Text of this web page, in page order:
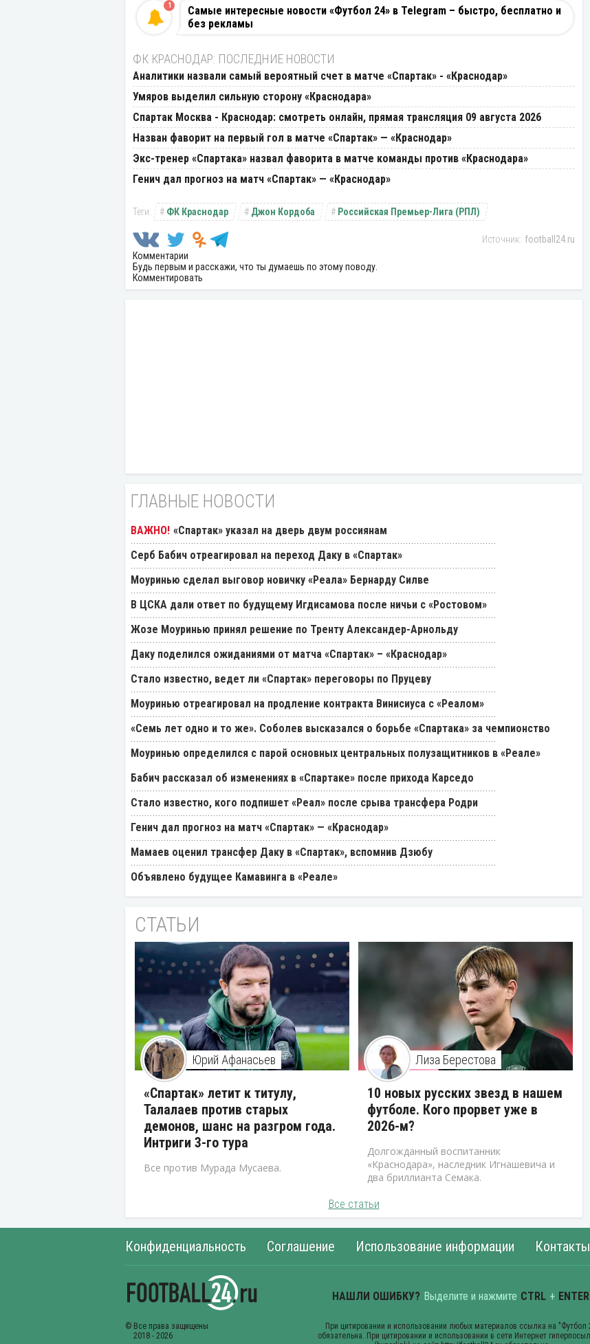
Самые интересные новости «Футбол 24» в Telegram – быстро, бесплатно и
без рекламы
1
ФК КРАСНОДАР: ПОСЛЕДНИЕ НОВОСТИ
Аналитики назвали самый вероятный счет в матче «Спартак» - «Краснодар»
Умяров выделил сильную сторону «Краснодара»
Спартак Москва - Краснодар: смотреть онлайн, прямая трансляция 09 августа 2026
Назван фаворит на первый гол в матче «Спартак» — «Краснодар»
Экс-тренер «Спартака» назвал фаворита в матче команды против «Краснодара»
Генич дал прогноз на матч «Спартак» — «Краснодар»
ФК Краснодар Джон Кордоба Российская Премьер-Лига (РПЛ)
football24.ru
Комментарии
Будь первым и расскажи, что ты думаешь по этому поводу.
Комментировать
ГЛАВНЫЕ НОВОСТИ
«Спартак» указал на дверь двум россиянам
Серб Бабич отреагировал на переход Даку в «Спартак»
Моуринью сделал выговор новичку «Реала» Бернарду Силве
В ЦСКА дали ответ по будущему Игдисамова после ничьи с «Ростовом»
Жозе Моуринью принял решение по Тренту Александер-Арнольду
Даку поделился ожиданиями от матча «Спартак» – «Краснодар»
Стало известно, ведет ли «Спартак» переговоры по Пруцеву
Моуринью отреагировал на продление контракта Винисиуса с «Реалом»
«Семь лет одно и то же». Соболев высказался о борьбе «Спартака» за чемпионство
Моуринью определился с парой основных центральных полузащитников в «Реале»
Бабич рассказал об изменениях в «Спартаке» после прихода Карседо
Стало известно, кого подпишет «Реал» после срыва трансфера Родри
Генич дал прогноз на матч «Спартак» — «Краснодар»
Мамаев оценил трансфер Даку в «Спартак», вспомнив Дзюбу
Объявлено будущее Камавинга в «Реале»
СТАТЬИ
Юрий Афанасьев
«Спартак» летит к титулу,
Талалаев против старых
демонов, шанс на разгром года.
Интриги 3-го тура
Все против Мурада Мусаева.
Лиза Берестова
10 новых русских звезд в нашем
футболе. Кого прорвет уже в
2026-м?
Долгожданный воспитанник
«Краснодара», наследник Игнашевича и
два бриллианта Семака.
Все статьи
Конфиденциальность Соглашение Использование информации Контакты